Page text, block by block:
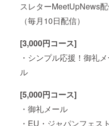
スレターMeetUpNews
（毎月10日配信）
[3,000円コース]
・シンプル応援！御礼
ル
[5,000円コース]
・御礼メール
・EU・ジャパンフェス